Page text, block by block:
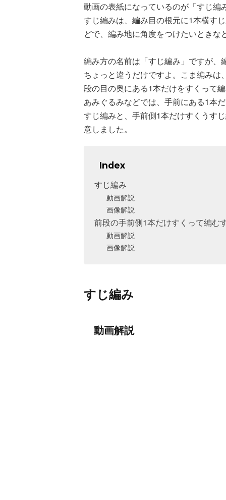
動画の表紙になっているのが「すじ
すじ編みは、編み目の根元に1本横す
どで、編み地に角度をつけたいときな
編み方の名前は「すじ編み」ですが
ちょっと違うだけですよ。こま編み
段の目の奥にある1本だけをすくって
あみぐるみなどでは、手前にある1本
すじ編みと、手前側1本だけすくうす
意しました。
Index
すじ編み
動画解説
画像解説
前段の手前側1本だけすくって編む
動画解説
画像解説
すじ編み
動画解説